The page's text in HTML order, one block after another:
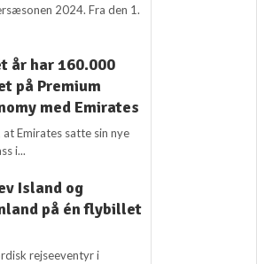
2024. Fra den 1.
år har 160.000
på Premium
med Emirates
Emirates satte sin nye
i...
Island og
på én flybillet
rejseeventyr i